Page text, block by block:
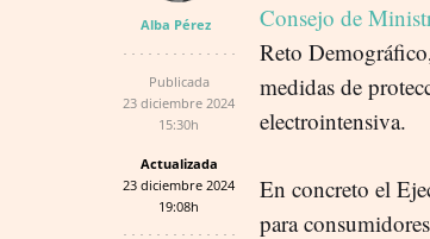
Alba Pérez
Publicada
23 diciembre 2024
15:30h
Actualizada
23 diciembre 2024
19:08h
Consejo de
Reto
medidas de
electrointensiva.
En concreto el
para